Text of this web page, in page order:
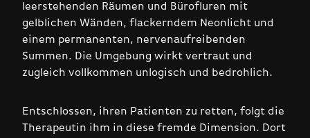
leerstehenden Räumen und Bürofluren mit
gelblichen Wänden, flackerndem Neonlicht und
einem permanenten, nervenaufreibenden
Summen. Die Umgebung wirkt vertraut und
zugleich vollkommen unlogisch und bedrohlich.
Entschlossen, ihren Patienten zu retten, folgt die
Therapeutin ihm in diese fremde Dimension. Dort